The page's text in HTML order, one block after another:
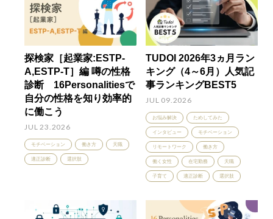
探検家［起業家:ESTP-
A,ESTP-T］編 噂の性格
診断 16Personalitiesで
自分の性格を知り効率的
に働こう
JUL 23.2026
モチベーション 働き方 天職
適正診断 選択肢
TUDOI 2026年3ヵ月ラン
キング（4～6月）人気記
事ランキングBEST5
JUL 09.2026
お悩み解決 ためしてみた
インタビュー モチベーション
リモートワーク 働き方
働く女性 在宅勤務 天職
子育て 適正診断 選択肢